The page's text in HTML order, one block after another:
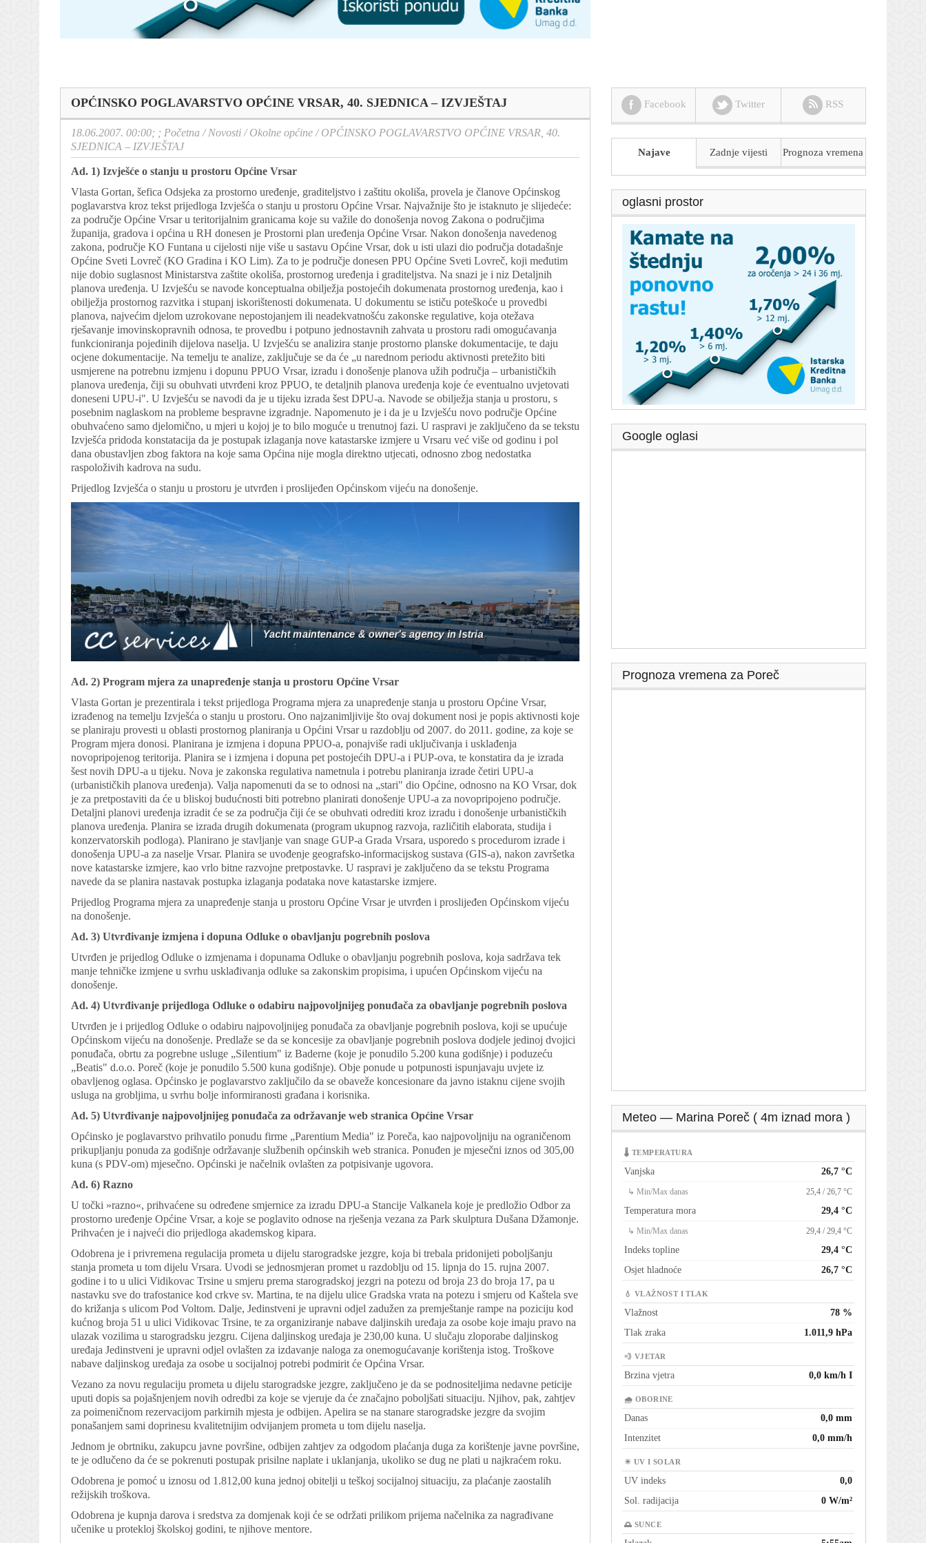
OPĆINSKO POGLAVARSTVO OPĆINE VRSAR, 40. SJEDNICA – IZVJEŠTAJ
18.06.2007. 00:00; ; Početna /Novosti /Okolne općine /OPĆINSKO POGLAVARSTVO OPĆINE VRSAR, 40.
SJEDNICA – IZVJEŠTAJ
Ad. 1) Izvješće o stanju u prostoru Općine Vrsar
Vlasta Gortan, šefica Odsjeka za prostorno uređenje, graditeljstvo i zaštitu okoliša, provela je članove Općinskog
poglavarstva kroz tekst prijedloga Izvješća o stanju u prostoru Općine Vrsar. Najvažnije što je istaknuto je slijedeće:
za područje Općine Vrsar u teritorijalnim granicama koje su važile do donošenja novog Zakona o područjima
županija, gradova i općina u RH donesen je Prostorni plan uređenja Općine Vrsar. Nakon donošenja navedenog
zakona, područje KO Funtana u cijelosti nije više u sastavu Općine Vrsar, dok u isti ulazi dio područja dotadašnje
Općine Sveti Lovreč (KO Gradina i KO Lim). Za to je područje donesen PPU Općine Sveti Lovreč, koji međutim
nije dobio suglasnost Ministarstva zaštite okoliša, prostornog uređenja i graditeljstva. Na snazi je i niz Detaljnih
planova uređenja. U Izvješću se navode konceptualna obilježja postojećih dokumenata prostornog uređenja, kao i
obilježja prostornog razvitka i stupanj iskorištenosti dokumenata. U dokumentu se ističu poteškoće u provedbi
planova, najvećim djelom uzrokovane nepostojanjem ili neadekvatnošću zakonske regulative, koja otežava
rješavanje imovinskopravnih odnosa, te provedbu i potpuno jednostavnih zahvata u prostoru radi omogućavanja
funkcioniranja pojedinih dijelova naselja. U Izvješću se analizira stanje prostorno planske dokumentacije, te daju
ocjene dokumentacije. Na temelju te analize, zaključuje se da će „u narednom periodu aktivnosti pretežito biti
usmjerene na potrebnu izmjenu i dopunu PPUO Vrsar, izradu i donošenje planova užih područja – urbanističkih
planova uređenja, čiji su obuhvati utvrđeni kroz PPUO, te detaljnih planova uređenja koje će eventualno uvjetovati
doneseni UPU-i". U Izvješću se navodi da je u tijeku izrada šest DPU-a. Navode se obilježja stanja u prostoru, s
posebnim naglaskom na probleme bespravne izgradnje. Napomenuto je i da je u Izvješću novo područje Općine
obuhvaćeno samo djelomično, u mjeri u kojoj je to bilo moguće u trenutnoj fazi. U raspravi je zaključeno da se tekstu
Izvješća pridoda konstatacija da je postupak izlaganja nove katastarske izmjere u Vrsaru već više od godinu i pol
dana obustavljen zbog faktora na koje sama Općina nije mogla direktno utjecati, odnosno zbog nedostatka
raspoloživih kadrova na sudu.
Prijedlog Izvješća o stanju u prostoru je utvrđen i proslijeđen Općinskom vijeću na donošenje.
Ad. 2) Program mjera za unapređenje stanja u prostoru Općine Vrsar
Vlasta Gortan je prezentirala i tekst prijedloga Programa mjera za unapređenje stanja u prostoru Općine Vrsar,
izrađenog na temelju Izvješća o stanju u prostoru. Ono najzanimljivije što ovaj dokument nosi je popis aktivnosti koje
se planiraju provesti u oblasti prostornog planiranja u Općini Vrsar u razdoblju od 2007. do 2011. godine, za koje se
Program mjera donosi. Planirana je izmjena i dopuna PPUO-a, ponajviše radi uključivanja i usklađenja
novopripojenog teritorija. Planira se i izmjena i dopuna pet postojećih DPU-a i PUP-ova, te konstatira da je izrada
šest novih DPU-a u tijeku. Nova je zakonska regulativa nametnula i potrebu planiranja izrade četiri UPU-a
(urbanističkih planova uređenja). Valja napomenuti da se to odnosi na „stari" dio Općine, odnosno na KO Vrsar, dok
je za pretpostaviti da će u bliskoj budućnosti biti potrebno planirati donošenje UPU-a za novopripojeno područje.
Detaljni planovi uređenja izradit će se za područja čiji će se obuhvati odrediti kroz izradu i donošenje urbanističkih
planova uređenja. Planira se izrada drugih dokumenata (program ukupnog razvoja, različitih elaborata, studija i
konzervatorskih podloga). Planirano je stavljanje van snage GUP-a Grada Vrsara, usporedo s procedurom izrade i
donošenja UPU-a za naselje Vrsar. Planira se uvođenje geografsko-informacijskog sustava (GIS-a), nakon završetka
nove katastarske izmjere, kao vrlo bitne razvojne pretpostavke. U raspravi je zaključeno da se tekstu Programa
navede da se planira nastavak postupka izlaganja podataka nove katastarske izmjere.
Prijedlog Programa mjera za unapređenje stanja u prostoru Općine Vrsar je utvrđen i proslijeđen Općinskom vijeću
na donošenje.
Ad. 3) Utvrđivanje izmjena i dopuna Odluke o obavljanju pogrebnih poslova
Utvrđen je prijedlog Odluke o izmjenama i dopunama Odluke o obavljanju pogrebnih poslova, koja sadržava tek
manje tehničke izmjene u svrhu usklađivanja odluke sa zakonskim propisima, i upućen Općinskom vijeću na
donošenje.
Ad. 4) Utvrđivanje prijedloga Odluke o odabiru najpovoljnijeg ponuđača za obavljanje pogrebnih poslova
Utvrđen je i prijedlog Odluke o odabiru najpovoljnijeg ponuđača za obavljanje pogrebnih poslova, koji se upućuje
Općinskom vijeću na donošenje. Predlaže se da se koncesije za obavljanje pogrebnih poslova dodjele jedinoj dvojici
ponuđača, obrtu za pogrebne usluge „Silentium" iz Baderne (koje je ponudilo 5.200 kuna godišnje) i poduzeću
„Beatis" d.o.o. Poreč (koje je ponudilo 5.500 kuna godišnje). Obje ponude u potpunosti ispunjavaju uvjete iz
obavljenog oglasa. Općinsko je poglavarstvo zaključilo da se obaveže koncesionare da javno istaknu cijene svojih
usluga na grobljima, u svrhu bolje informiranosti građana i korisnika.
Ad. 5) Utvrđivanje najpovoljnijeg ponuđača za održavanje web stranica Općine Vrsar
Općinsko je poglavarstvo prihvatilo ponudu firme „Parentium Media" iz Poreča, kao najpovoljniju na ograničenom
prikupljanju ponuda za godišnje održavanje službenih općinskih web stranica. Ponuđen je mjesečni iznos od 305,00
kuna (s PDV-om) mjesečno. Općinski je načelnik ovlašten za potpisivanje ugovora.
Ad. 6) Razno
U točki »razno«, prihvaćene su određene smjernice za izradu DPU-a Stancije Valkanela koje je predložio Odbor za
prostorno uređenje Općine Vrsar, a koje se poglavito odnose na rješenja vezana za Park skulptura Dušana Džamonje.
Prihvaćen je i najveći dio prijedloga akademskog kipara.
Odobrena je i privremena regulacija prometa u dijelu starogradske jezgre, koja bi trebala pridonijeti poboljšanju
stanja prometa u tom dijelu Vrsara. Uvodi se jednosmjeran promet u razdoblju od 15. lipnja do 15. rujna 2007.
godine i to u ulici Vidikovac Trsine u smjeru prema starogradskoj jezgri na potezu od broja 23 do broja 17, pa u
nastavku sve do trafostanice kod crkve sv. Martina, te na dijelu ulice Gradska vrata na potezu i smjeru od Kaštela sve
do križanja s ulicom Pod Voltom. Dalje, Jedinstveni je upravni odjel zadužen za premještanje rampe na poziciju kod
kućnog broja 51 u ulici Vidikovac Trsine, te za organiziranje nabave daljinskih uređaja za osobe koje imaju pravo na
ulazak vozilima u starogradsku jezgru. Cijena daljinskog uređaja je 230,00 kuna. U slučaju zloporabe daljinskog
uređaja Jedinstveni je upravni odjel ovlašten za izdavanje naloga za onemogućavanje korištenja istog. Troškove
nabave daljinskog uređaja za osobe u socijalnoj potrebi podmirit će Općina Vrsar.
Vezano za novu regulaciju prometa u dijelu starogradske jezgre, zaključeno je da se podnositeljima nedavne peticije
uputi dopis sa pojašnjenjem novih odredbi za koje se vjeruje da će značajno poboljšati situaciju. Njihov, pak, zahtjev
za poimeničnom rezervacijom parkirnih mjesta je odbijen. Apelira se na stanare starogradske jezgre da svojim
ponašanjem sami doprinesu kvalitetnijim odvijanjem prometa u tom dijelu naselja.
Jednom je obrtniku, zakupcu javne površine, odbijen zahtjev za odgodom plaćanja duga za korištenje javne površine,
te je odlučeno da će se pokrenuti postupak prisilne naplate i uklanjanja, ukoliko se dug ne plati u najkraćem roku.
Odobrena je pomoć u iznosu od 1.812,00 kuna jednoj obitelji u teškoj socijalnoj situaciju, za plaćanje zaostalih
režijskih troškova.
Odobrena je kupnja darova i sredstva za domjenak koji će se održati prilikom prijema načelnika za nagrađivane
učenike u protekloj školskoj godini, te njihove mentore.
Facebook Twitter RSS
Najave Zadnje vijesti Prognoza vremena
oglasni prostor
Google oglasi
Prognoza vremena za Poreč
Meteo — Marina Poreč ( 4m iznad mora )
🌡 TEMPERATURA
Vanjska 26,7 °C
↳ Min/Max danas 25,4 / 26,7 °C
Temperatura mora 29,4 °C
↳ Min/Max danas 29,4 / 29,4 °C
Indeks topline
29,4 °C
Osjet hladnoće
26,7 °C
💧 VLAŽNOST I TLAK
Vlažnost
78 %
Tlak zraka
1.011,9 hPa
💨 VJETAR
Brzina vjetra 0,0 km/h I
🌧 OBORINE
Danas
0,0 mm
Intenzitet
0,0 mm/h
☀ UV I SOLAR
UV indeks
0,0
Sol. radijacija
0 W/m²
🌅 SUNCE